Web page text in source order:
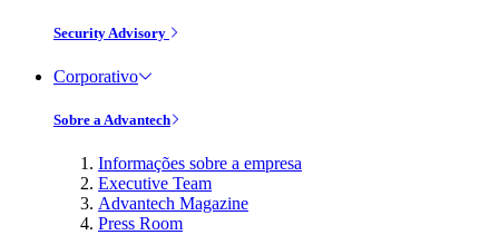
Security Advisory
Corporativo
Sobre a Advantech
Informações sobre a empresa
Executive Team
Advantech Magazine
Press Room